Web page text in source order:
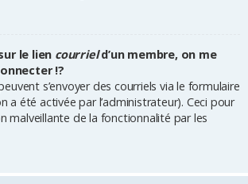
le lien courrield’un membre, on me
!?
s’envoyer des courriels via le formulaire
a été activée par l’administrateur). Ceci pour
malveillante de la fonctionnalité par les